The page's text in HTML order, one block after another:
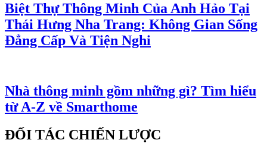
Biệt Thự Thông Minh Của Anh Hảo Tại
Thái Hưng Nha Trang: Không Gian Sống
Đẳng Cấp Và Tiện Nghi
Nhà thông minh gồm những gì? Tìm hiểu
từ A-Z về Smarthome
ĐỐI TÁC CHIẾN LƯỢC